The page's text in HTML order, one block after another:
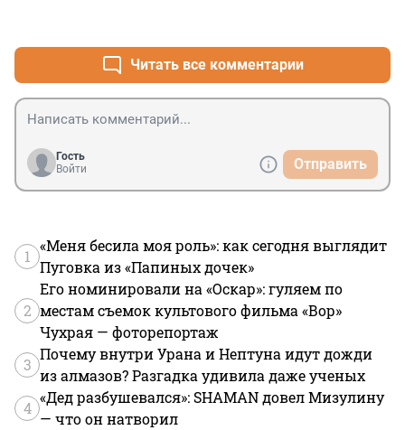
Читать все комментарии
Гость
Войти
Отправить
1
«Меня бесила моя роль»: как сегодня выглядит
Пуговка из «Папиных дочек»
2
Его номинировали на «Оскар»: гуляем по
местам съемок культового фильма «Вор»
Чухрая — фоторепортаж
3
Почему внутри Урана и Нептуна идут дожди
из алмазов? Разгадка удивила даже ученых
4
«Дед разбушевался»: SHAMAN довел Мизулину
— что он натворил